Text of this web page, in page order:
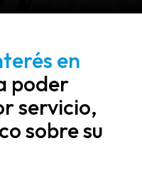
en
poder
servicio,
sobre su